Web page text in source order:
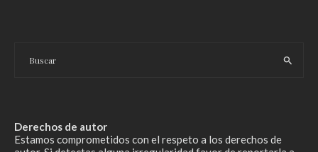
Derechos de autor
Estamos comprometidos con el respeto a los derechos de